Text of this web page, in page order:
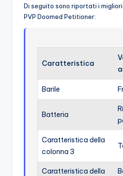
Di seguito sono riportati i
PVP Doomed Petitioner:
Caratteristica
Barile
Batteria
Caratteristica della
colonna 3
Caratteristica della